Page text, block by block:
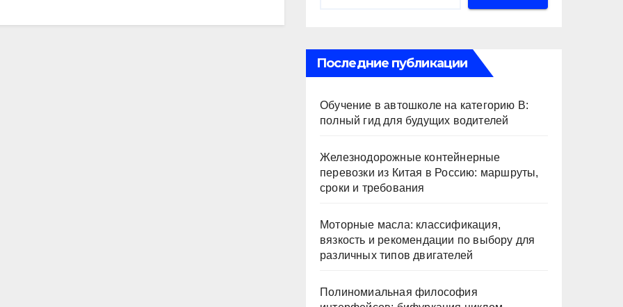
Последние публикации
Обучение в автошколе на категорию В:
полный гид для будущих водителей
Железнодорожные контейнерные
перевозки из Китая в Россию: маршруты,
сроки и требования
Моторные масла: классификация,
вязкость и рекомендации по выбору для
различных типов двигателей
Полиномиальная философия